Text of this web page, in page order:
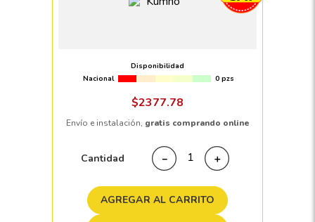
Disponibilidad
Nacional
0 pzs
$2377.78
Envío e instalación, gratis comprando online
Cantidad ＋
－
AGREGAR AL CARRITO